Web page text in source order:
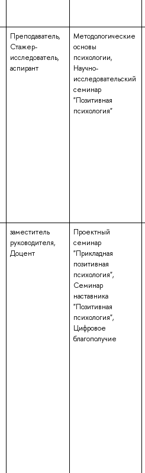
Преподаватель,
Стажер-
исследователь,
аспирант
Методологические
основы
психологии,
Научно-
исследовательский
семинар
"Позитивная
психология"
заместитель
руководителя,
Доцент
Проектный
семинар
"Прикладная
позитивная
психология",
Семинар
наставника
"Позитивная
психология",
Цифровое
благополучие